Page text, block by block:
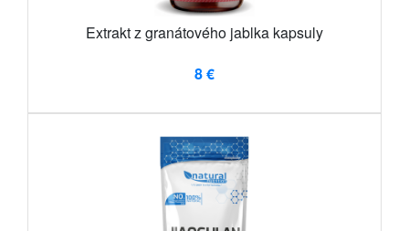
Extrakt z granátového jablka kapsuly
8 €